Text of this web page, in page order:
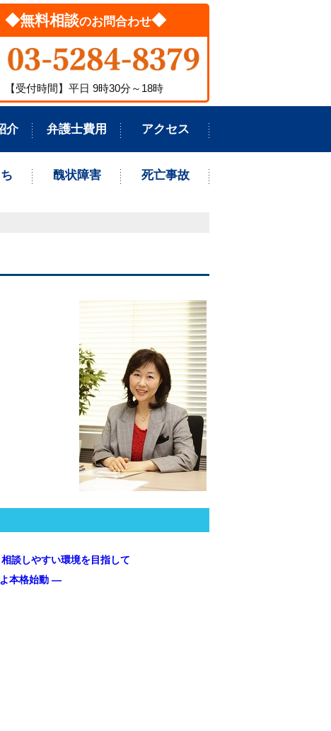
◆無料相談のお問合わせ◆
【受付時間】平日 9時30分～18時
介 弁護士費用 アクセス
醜状障害 死亡事故
談しやすい環境を目指して
よ本格始動 —